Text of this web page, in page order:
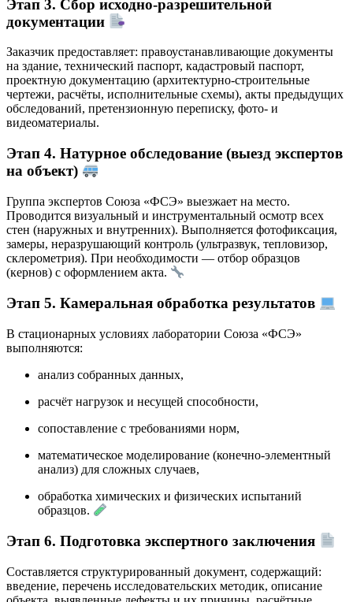
Этап 3. Сбор исходно-разрешительной
документации
Заказчик предоставляет: правоустанавливающие документы
на здание, технический паспорт, кадастровый паспорт,
проектную документацию (архитектурно-строительные
чертежи, расчёты, исполнительные схемы), акты предыдущих
обследований, претензионную переписку, фото- и
видеоматериалы.
Этап 4. Натурное обследование (выезд экспертов
на объект)
Группа экспертов Союза «ФСЭ» выезжает на место.
Проводится визуальный и инструментальный осмотр всех
стен (наружных и внутренних). Выполняется фотофиксация,
замеры, неразрушающий контроль (ультразвук, тепловизор,
склерометрия). При необходимости — отбор образцов
(кернов) с оформлением акта.
Этап 5. Камеральная обработка результатов
В стационарных условиях лаборатории Союза «ФСЭ»
выполняются:
анализ собранных данных,
расчёт нагрузок и несущей способности,
сопоставление с требованиями норм,
математическое моделирование (конечно-элементный
анализ) для сложных случаев,
обработка химических и физических испытаний
образцов.
Этап 6. Подготовка экспертного заключения
Составляется структурированный документ, содержащий:
введение, перечень исследовательских методик, описание